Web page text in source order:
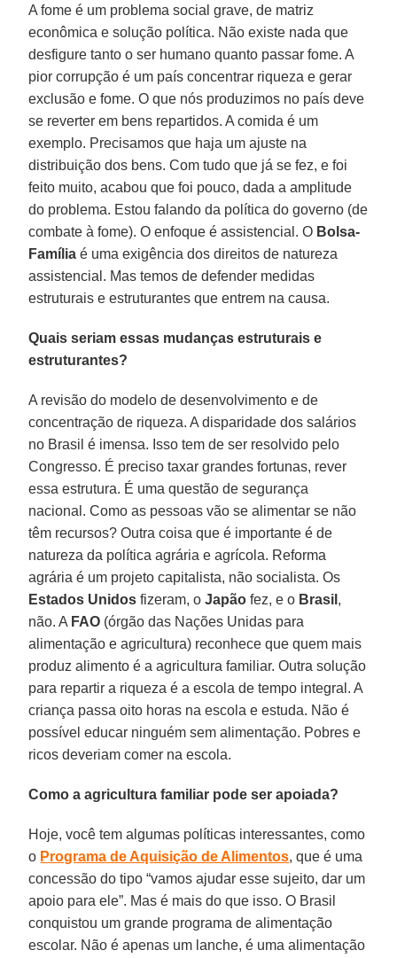
A fome é um problema social grave, de matriz
econômica e solução política. Não existe nada que
desfigure tanto o ser humano quanto passar fome. A
pior corrupção é um país concentrar riqueza e gerar
exclusão e fome. O que nós produzimos no país deve
se reverter em bens repartidos. A comida é um
exemplo. Precisamos que haja um ajuste na
distribuição dos bens. Com tudo que já se fez, e foi
feito muito, acabou que foi pouco, dada a amplitude
do problema. Estou falando da política do governo (de
combate à fome). O enfoque é assistencial. O Bolsa-
Família é uma exigência dos direitos de natureza
assistencial. Mas temos de defender medidas
estruturais e estruturantes que entrem na causa.
Quais seriam essas mudanças estruturais e
estruturantes?
A revisão do modelo de desenvolvimento e de
concentração de riqueza. A disparidade dos salários
no Brasil é imensa. Isso tem de ser resolvido pelo
Congresso. É preciso taxar grandes fortunas, rever
essa estrutura. É uma questão de segurança
nacional. Como as pessoas vão se alimentar se não
têm recursos? Outra coisa que é importante é de
natureza da política agrária e agrícola. Reforma
agrária é um projeto capitalista, não socialista. Os
Estados Unidos fizeram, oJapão fez, e o Brasil ,
não. A FAO (órgão das Nações Unidas para
alimentação e agricultura) reconhece que quem mais
produz alimento é a agricultura familiar. Outra solução
para repartir a riqueza é a escola de tempo integral. A
criança passa oito horas na escola e estuda. Não é
possível educar ninguém sem alimentação. Pobres e
ricos deveriam comer na escola.
Como a agricultura familiar pode ser apoiada?
Hoje, você tem algumas políticas interessantes, como
o Programa de Aquisição de Alimentos, que é uma
concessão do tipo “vamos ajudar esse sujeito, dar um
apoio para ele”. Mas é mais do que isso. O Brasil
conquistou um grande programa de alimentação
escolar. Não é apenas um lanche, é uma alimentação